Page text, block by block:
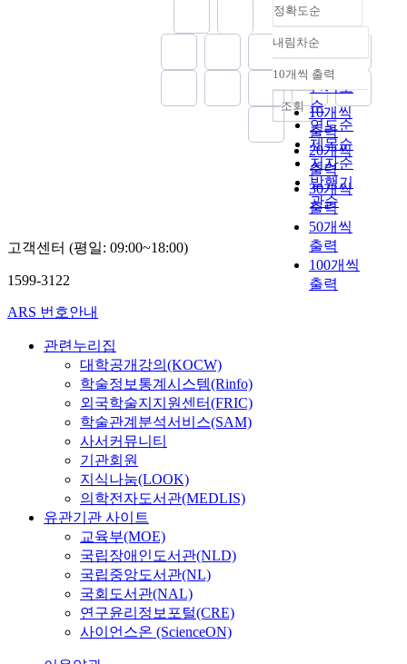
정확도순
정확도
순
인기도
순
연도순
제목순
저자순
발행기
관순
내림차순
내림차순
10개씩 출력
10개씩
출력
20개씩
출력
30개씩
출력
50개씩
출력
100개씩
출력
조회
고객센터 (평일: 09:00~18:00)
1599-3122
ARS 번호안내
관련누리집
대학공개강의(KOCW)
학술정보통계시스템(Rinfo)
외국학술지지원센터(FRIC)
학술관계분석서비스(SAM)
사서커뮤니티
기관회원
지식나눔(LOOK)
의학전자도서관(MEDLIS)
유관기관 사이트
교육부(MOE)
국립장애인도서관(NLD)
국립중앙도서관(NL)
국회도서관(NAL)
연구윤리정보포털(CRE)
사이언스온 (ScienceON)